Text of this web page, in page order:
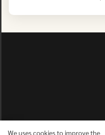
We uses cookies to improve the